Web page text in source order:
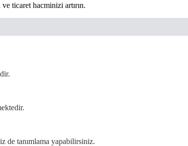
ticaret hacminizi artırın.
de tanımlama yapabilirsiniz.